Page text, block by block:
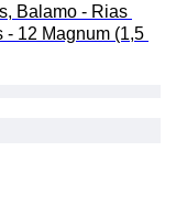
Balamo - Rias
- 12 Magnum (1,5